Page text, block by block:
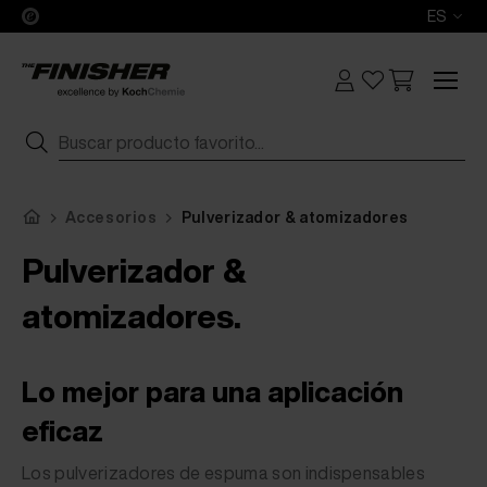
ES
Accesorios Pulverizador & atomizadores
Pulverizador &
atomizadores.
Lo mejor para una aplicación
eficaz
Los pulverizadores de espuma son indispensables